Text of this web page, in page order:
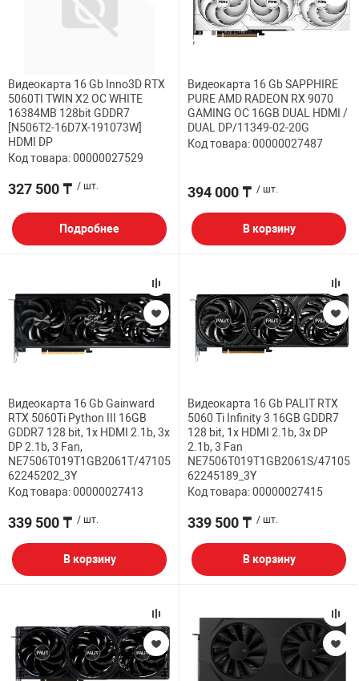
PCI АДАПТЕРЫ
USB
USB ХАБЫ
CARD RIDER
НАБОР ДЛЯ
CD-DVD ДИСКИ
ЛЕНТА ДЛЯ
ДОМА
ТЕХНИКА
Видеокарта 16 Gb Inno3D RTX
5060TI TWIN X2 OC WHITE
16384MB 128bit GDDR7
[N506T2-16D7X-191073W]
HDMI DP
Код товара: 00000027529
327 500 ₸ / шт.
Подробнее
Видеокарта 16 Gb SAPPHIRE
PURE AMD RADEON RX 9070
GAMING OC 16GB DUAL HDMI /
DUAL DP/11349-02-20G
Код товара: 00000027487
394 000 ₸ / шт.
В корзину
Видеокарта 16 Gb Gainward
RTX 5060Ti Python III 16GB
GDDR7 128 bit, 1x HDMI 2.1b, 3x
DP 2.1b, 3 Fan,
NE7506T019T1GB2061T/47105
62245202_3Y
Код товара: 00000027413
339 500 ₸ / шт.
В корзину
Видеокарта 16 Gb PALIT RTX
5060 Ti Infinity 3 16GB GDDR7
128 bit, 1x HDMI 2.1b, 3x DP
2.1b, 3 Fan
NE7506T019T1GB2061S/47105
62245189_3Y
Код товара: 00000027415
339 500 ₸ / шт.
В корзину